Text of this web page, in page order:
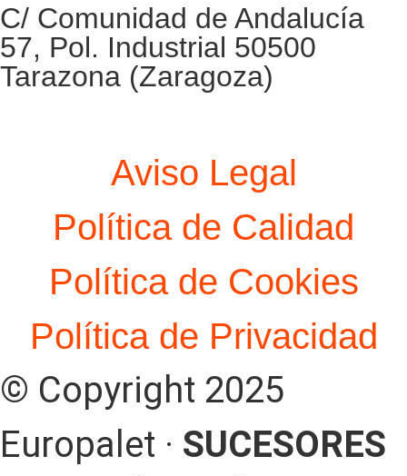
C/ Comunidad de Andalucía
57, Pol. Industrial 50500
Tarazona (Zaragoza)
Aviso Legal
Política de Calidad
Política de Cookies
Política de Privacidad
© Copyright 2025
Europalet · SUCESORES